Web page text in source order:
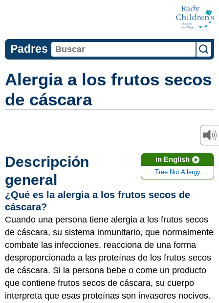
Padres
Alergia a los frutos secos
de cáscara
in English
Tree Nut Allergy
Descripción
general
¿Qué es la alergia a los frutos secos de
cáscara?
Cuando una persona tiene alergia a los frutos secos
de cáscara, su sistema inmunitario, que normalmente
combate las infecciones, reacciona de una forma
desproporcionada a las proteínas de los frutos secos
de cáscara. Si la persona bebe o come un producto
que contiene frutos secos de cáscara, su cuerpo
interpreta que esas proteínas son invasores nocivos.